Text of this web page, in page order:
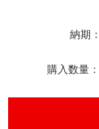
納期：
購入数量